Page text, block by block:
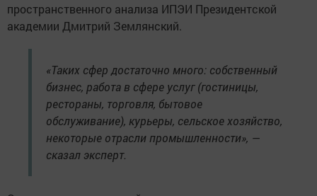
пространственного анализа ИПЭИ Президентской
академии Дмитрий Землянский.
«Таких сфер достаточно много: собственный
бизнес, работа в сфере услуг (гостиницы,
рестораны, торговля, бытовое
обслуживание), курьеры, сельское хозяйство,
некоторые отрасли промышленности», —
сказал эксперт.